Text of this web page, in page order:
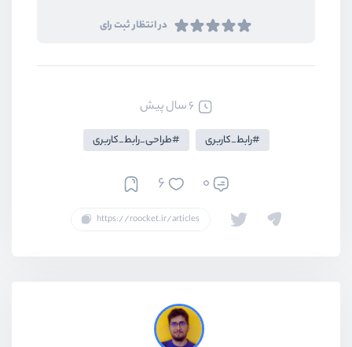
در انتظار ثبت رای
6 سال پیش
رابط_کاربری طراحی_رابط_کاربری
0
6